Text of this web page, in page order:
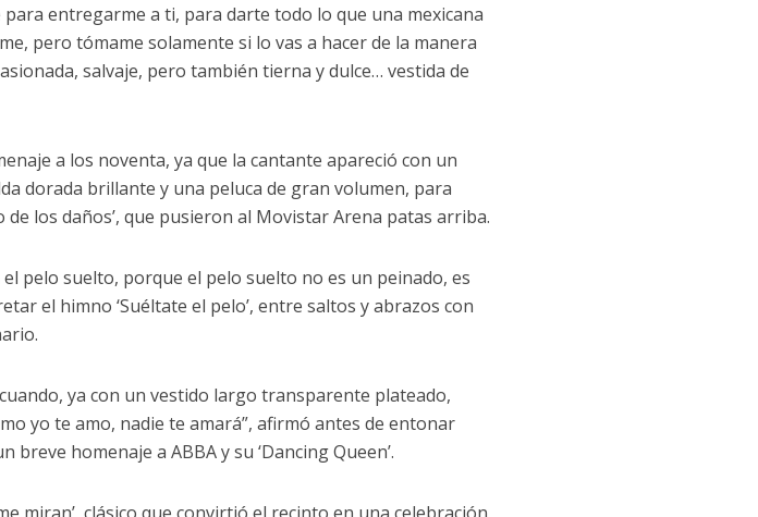
entregarme a ti, para darte todo lo que una mexicana
pero tómame solamente si lo vas a hacer de la manera
salvaje, pero también tierna y dulce… vestida de
a los noventa, ya que la cantante apareció con un
dorada brillante y una peluca de gran volumen, para
de los daños’, que pusieron al Movistar Arena patas arriba.
pelo suelto, porque el pelo suelto no es un peinado, es
el himno ‘Suéltate el pelo’, entre saltos y abrazos con
ya con un vestido largo transparente plateado,
yo te amo, nadie te amará”, afirmó antes de entonar
breve homenaje a ABBA y su ‘Dancing Queen’.